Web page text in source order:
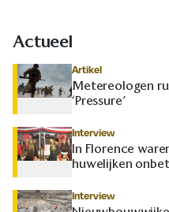
Actueel
Artikel
Metereologen
‘Pressure’
Interview
In Florence
huwelijken
Interview